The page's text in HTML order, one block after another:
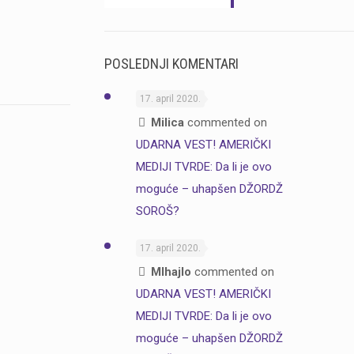
POSLEDNJI KOMENTARI
17. april 2020.
Milicacommented on
UDARNA VEST! AMERIČKI
MEDIJI TVRDE: Da li je ovo
moguće – uhapšen DŽORDŽ
SOROŠ?
17. april 2020.
MIhajlo commented on
UDARNA VEST! AMERIČKI
MEDIJI TVRDE: Da li je ovo
moguće – uhapšen DŽORDŽ